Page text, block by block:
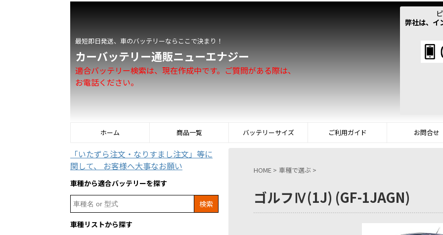
最短即日発送、車のバッテリーならここで決まり！
カーバッテリー通販ニューエナジー
適合バッテリー検索は、現在作成中です。ご質問がある際は、
お電話ください。
弊社は、イ
ホーム 商品一覧 バッテリーサイズ ご利用ガイド お問合せ
HOME > 車種で選ぶ >
ゴルフⅣ(1J) (GF-1JAGN)
「いたずら注文・なりすまし注文」等に
関して、 お客様へ大事なお願い
車種から適合バッテリーを探す
Search
for:
車種リストから探す